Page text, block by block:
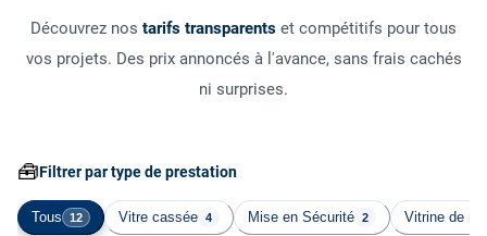
Découvrez nos tarifs transparents et compétitifs pour tous
vos projets. Des prix annoncés à l'avance, sans frais cachés
ni surprises.
🧰Filtrer par type de prestation
Tous 12 Vitre cassée 4 Mise en Sécurité 2 Vitrine de